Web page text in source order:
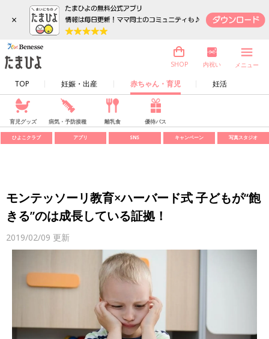
×
TOP 妊娠・出産 赤ちゃん・育児 妊活
SHOP 内祝い メニュー
育児グッズ 病気・予防接種 離乳食 優待パス
ひよこクラブ アプリ SNS キャンペーン 写真スタジオ
モンテッソーリ教育×ハーバード式 子どもが“飽
きる”のは成長している証拠！
2019/02/09 更新